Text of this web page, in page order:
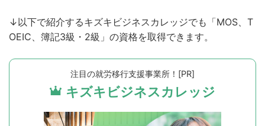
↓以下で紹介するキズキビジネスカレッジでも「MOS、T
OEIC、簿記3級・2級」の資格を取得できます。
注目の就労移行支援事業所！[PR]
キズキビジネスカレッジ